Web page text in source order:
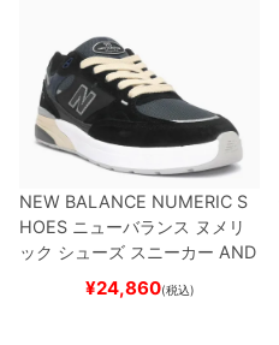
NEW BALANCE NUMERIC S
HOES ニューバランス ヌメリ
ック シューズ スニーカー AND
REW REYNOLDS 933
BLACK/NAVYスケートボ
¥24,860(税込)